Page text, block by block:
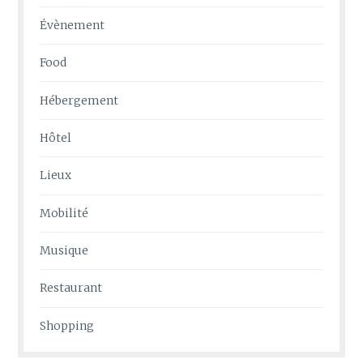
Évènement
Food
Hébergement
Hôtel
Lieux
Mobilité
Musique
Restaurant
Shopping